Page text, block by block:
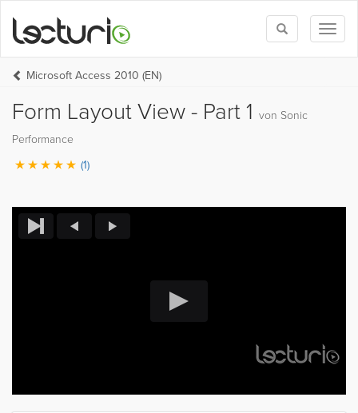
Toggle
search
Microsoft Access 2010 (EN)
Form Layout View - Part 1 von Sonic
Performance
(1)